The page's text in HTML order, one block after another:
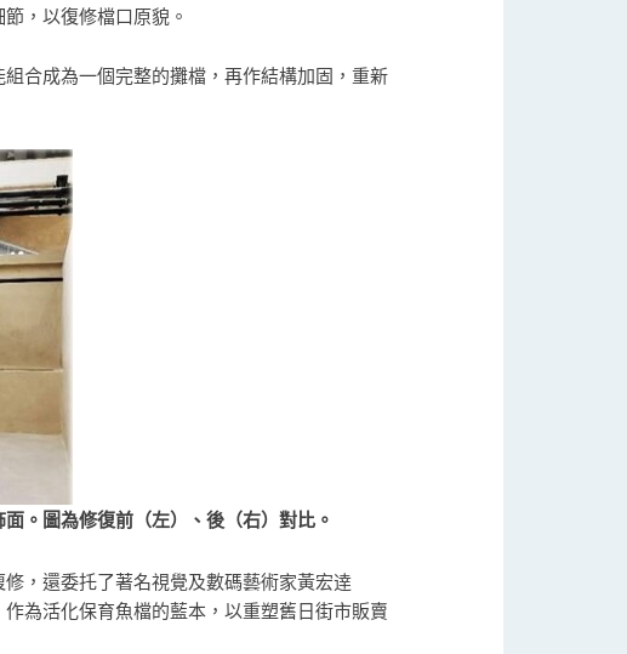
，以復修檔口原貌。
合成為一個完整的攤檔，再作結構加固，重新
。圖為修復前（左）、後（右）對比。
，還委托了著名視覺及數碼藝術家黃宏逹
為活化保育魚檔的藍本，以重塑舊日街市販賣